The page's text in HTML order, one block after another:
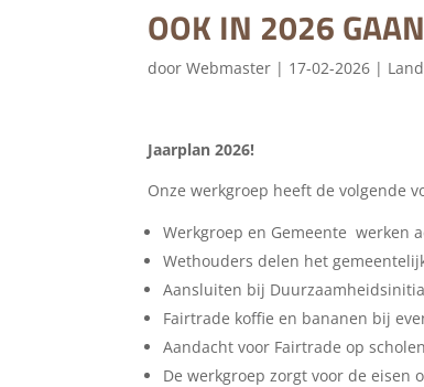
OOK IN 2026
doorWebmaster | 17-02-2026 |
Jaarplan 2026!
Onze werkgroep heeft de volgende
Werkgroep en Gemeente werken
Wethouders delen het
Aansluiten bij
Fairtrade koffie en bananen bij
Aandacht voor Fairtrade op scholen
De werkgroep zorgt voor de eisen